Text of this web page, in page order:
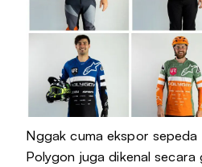
Nggak cuma ekspor sepeda
Polygon juga dikenal secara